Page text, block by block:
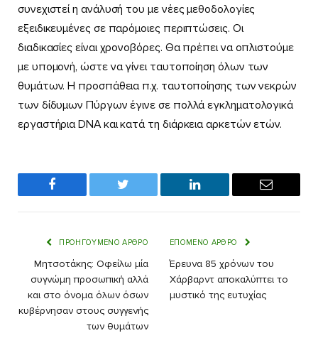
συνεχιστεί η ανάλυσή του με νέες μεθοδολογίες
εξειδικευμένες σε παρόμοιες περιπτώσεις. Οι
διαδικασίες είναι χρονοβόρες. Θα πρέπει να οπλιστούμε
με υπομονή, ώστε να γίνει ταυτοποίηση όλων των
θυμάτων. Η προσπάθεια π.χ. ταυτοποίησης των νεκρών
των δίδυμων Πύργων έγινε σε πολλά εγκληματολογικά
εργαστήρια DNA και κατά τη διάρκεια αρκετών ετών.
Facebook Twitter LinkedIn Email
ΠΡΟΗΓΟΎΜΕΝΟ ΆΡΘΡΟ
Μητσοτάκης: Οφείλω μία
συγνώμη προσωπική αλλά
και στο όνομα όλων όσων
κυβέρνησαν στους συγγενής
των θυμάτων
ΕΠΌΜΕΝΟ ΆΡΘΡΟ
Έρευνα 85 χρόνων του
Χάρβαρντ αποκαλύπτει το
μυστικό της ευτυχίας